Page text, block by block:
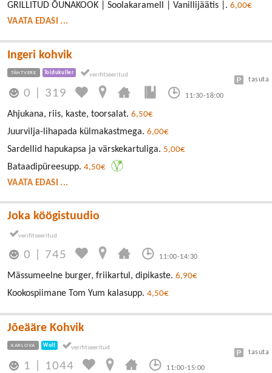
GRILLITUD ÕUNAKOOK | Soolakaramell | Vanillijäätis |. 6,00€
VAATA EDASI ...
Ingeri kohvik
TÄHTVERE Toidukuller
0 319 11:30-18:00
tasuta
Ahjukana, riis, kaste, toorsalat. 6,50€
Juurvilja-lihapada külmakastmega. 6,00€
Sardellid hapukapsa ja värskekartuliga. 5,00€
Bataadipüreesupp. 4,50€
VAATA EDASI ...
Joka köögistuudio
0 745 11:00-14:30
Mässumeelne burger, friikartul, dipikaste. 6,90€
Kookospiimane Tom Yum kalasupp. 4,50€
Jõeääre Kohvik
KARLOVA Wolt
1 1044 11:00-15:00
tasuta